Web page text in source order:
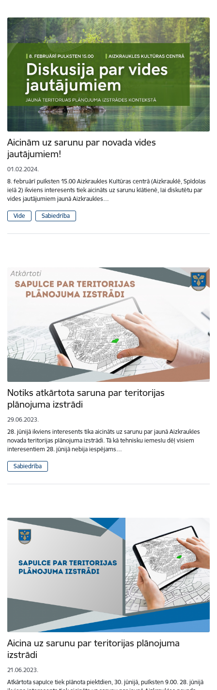
Aicinām uz sarunu par novada vides
jautājumiem!
01.02.2024.
8. februārī pulksten 15.00 Aizkraukles Kultūras centrā (Aizkrauklē, Spīdolas
ielā 2) ikviens interesents tiek aicināts uz sarunu klātienē, lai diskutētu par
vides jautājumiem jaunā Aizkraukles…
Vide Sabiedrība
Notiks atkārtota saruna par teritorijas
plānojuma izstrādi
29.06.2023.
28. jūnijā ikviens interesents tika aicināts uz sarunu par jaunā Aizkraukles
novada teritorijas plānojuma izstrādi. Tā kā tehnisku iemeslu dēļ visiem
interesentiem 28. jūnijā nebija iespējams…
Sabiedrība
Aicina uz sarunu par teritorijas plānojuma
izstrādi
21.06.2023.
Atkārtota sapulce tiek plānota piektdien, 30. jūnijā, pulksten 9.00. 28. jūnijā